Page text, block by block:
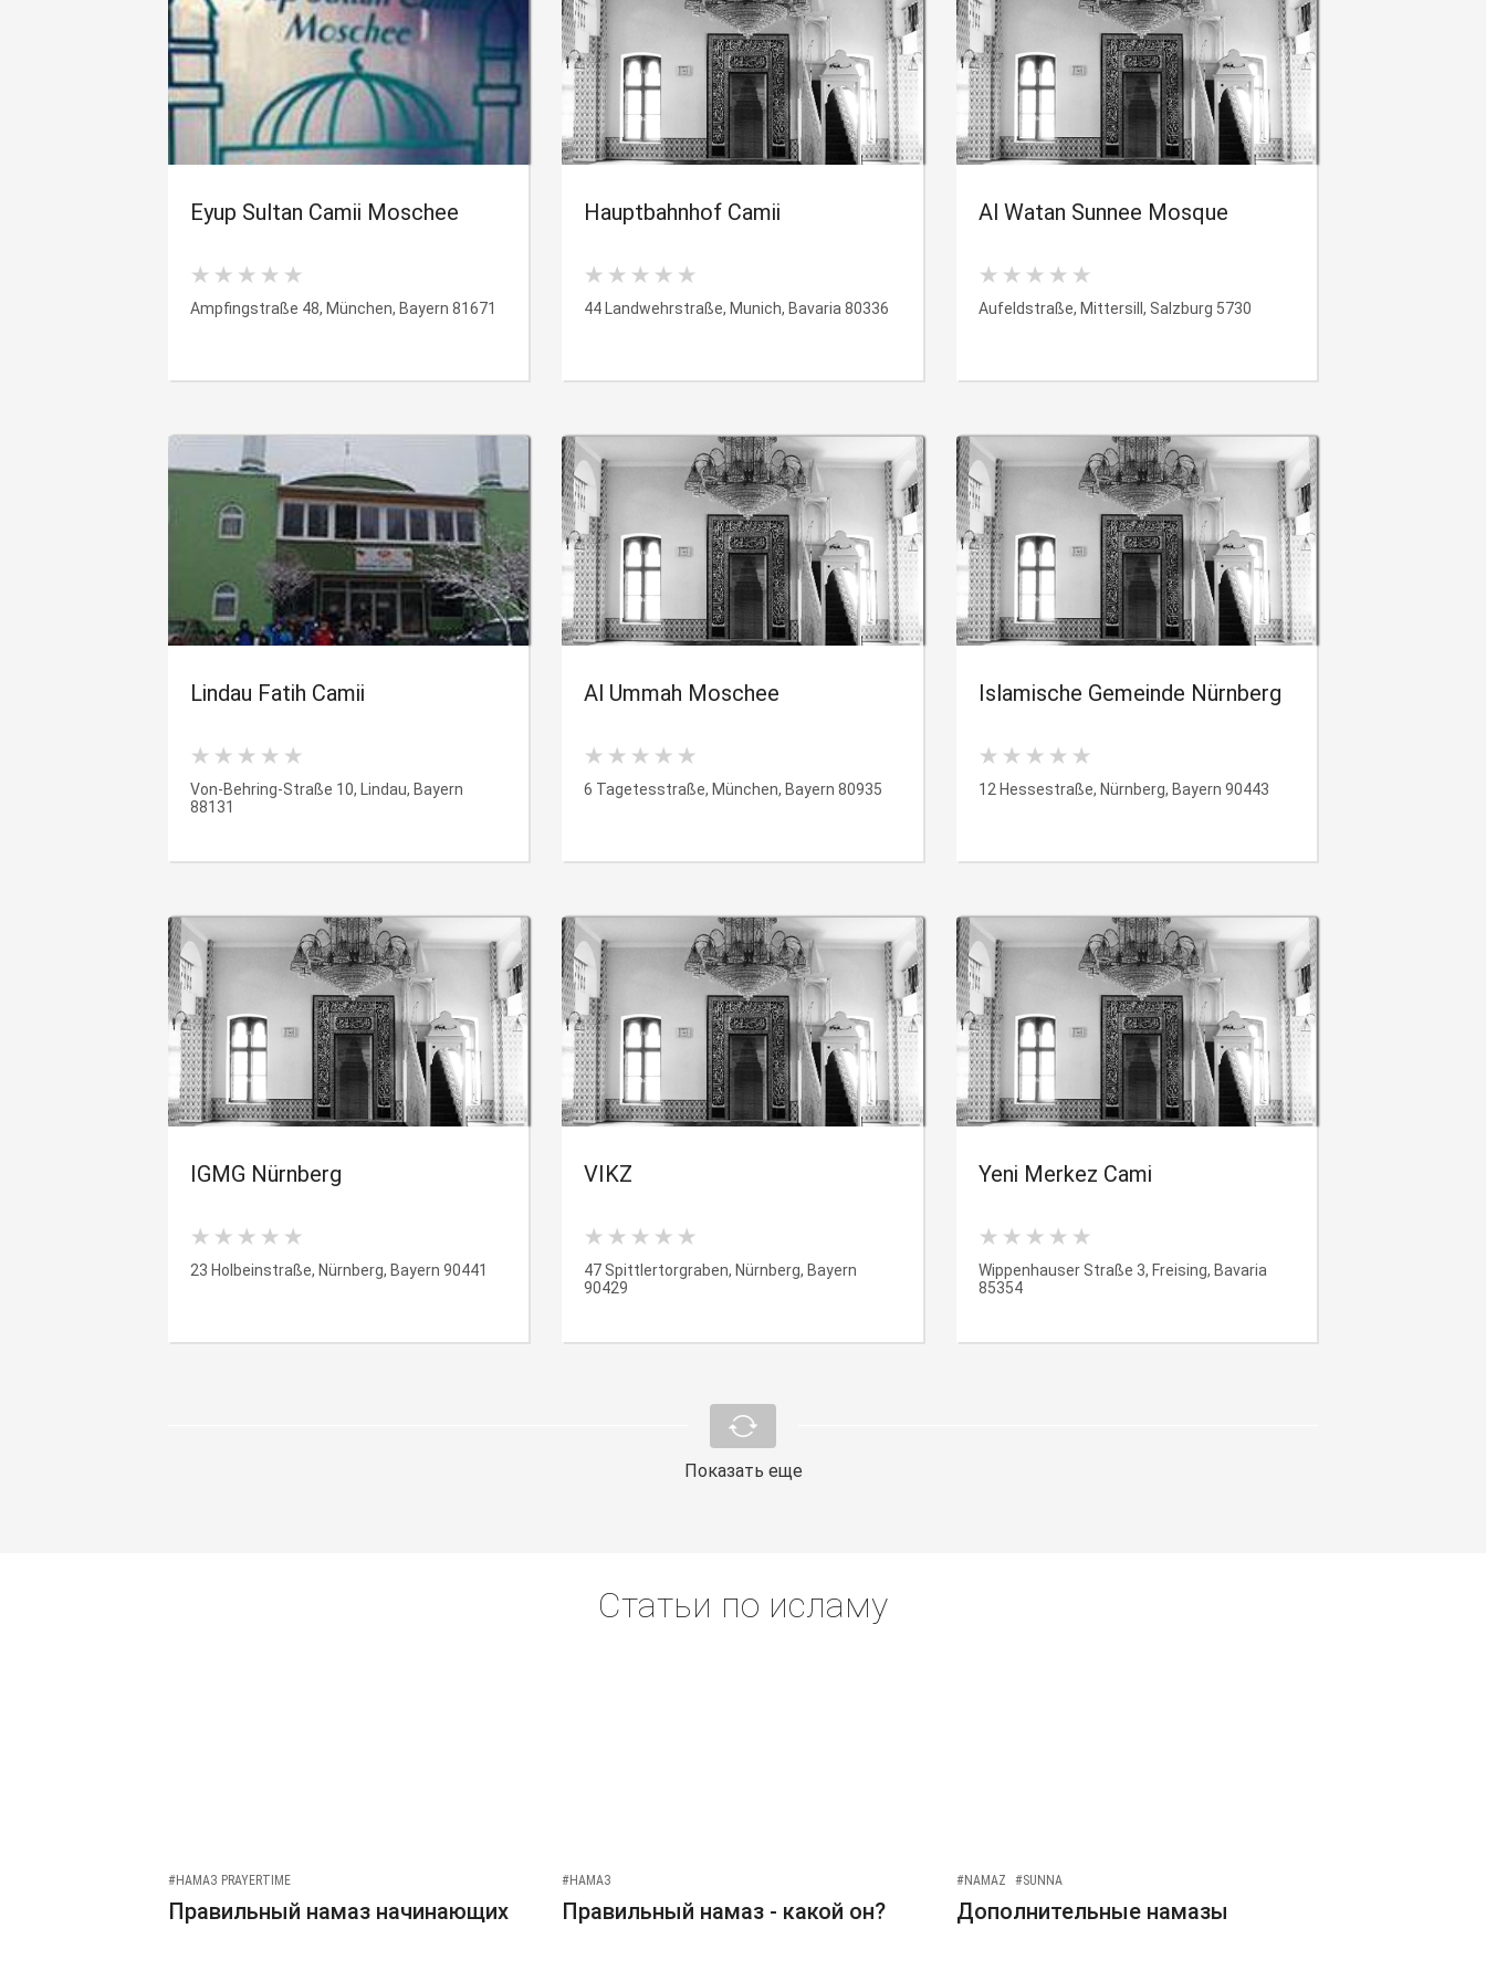
Eyup Sultan Camii Moschee
Ampfingstraße 48, München, Bayern 81671
Hauptbahnhof Camii
44 Landwehrstraße, Munich, Bavaria 80336
Al Watan Sunnee Mosque
Aufeldstraße, Mittersill, Salzburg 5730
Lindau Fatih Camii
Von-Behring-Straße 10, Lindau, Bayern
88131
Al Ummah Moschee
6 Tagetesstraße, München, Bayern 80935
Islamische Gemeinde Nürnberg
12 Hessestraße, Nürnberg, Bayern 90443
IGMG Nürnberg
23 Holbeinstraße, Nürnberg, Bayern 90441
VIKZ
47 Spittlertorgraben, Nürnberg, Bayern
90429
Yeni Merkez Cami
Wippenhauser Straße 3, Freising, Bavaria
85354
Показать еще
Статьи по исламу
#НАМАЗ PRAYERTIME
Правильный намаз начинающих
#НАМАЗ
Правильный намаз - какой он?
#NAMAZ #SUNNA
Дополнительные намазы